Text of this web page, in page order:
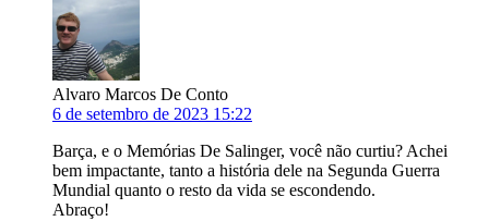
Alvaro Marcos De Conto
6 de setembro de 2023 15:22
Barça, e o Memórias De Salinger, você não curtiu? Achei
bem impactante, tanto a história dele na Segunda Guerra
Mundial quanto o resto da vida se escondendo.
Abraço!